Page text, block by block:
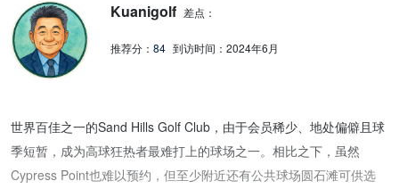
世界百佳之一的Sand Hills Golf Club，由于会员稀少、地处偏僻且球
季短暂，成为高球狂热者最难打上的球场之一。相比之下，虽然
Cypress Point也难以预约，但至少附近还有公共球场圆石滩可供选
Kuanigolf 差点：
推荐分： 84 到访时间： 2024年6月